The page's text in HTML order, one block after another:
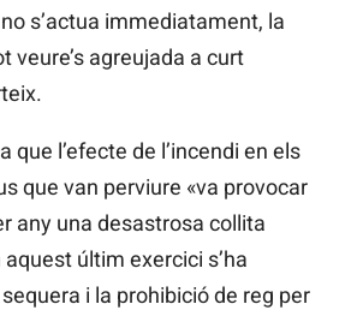
s’actua immediatament, la
veure’s agreujada a curt
que l’efecte de l’incendi en els
que van perviure «va provocar
any una desastrosa collita
aquest últim exercici s’ha
i la prohibició de reg per